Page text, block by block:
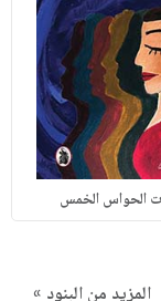
الحواس الخمس